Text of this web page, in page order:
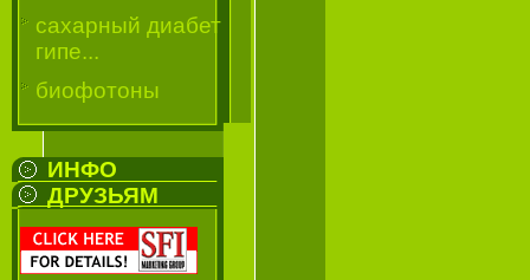
сахарный диабет
гипе...
биофотоны
ИНФО
ДРУЗЬЯМ